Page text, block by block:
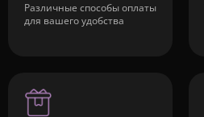
Различные способы оплаты
для вашего удобства